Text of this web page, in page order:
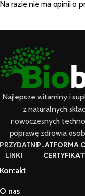
Na razie nie ma opinii o
Najlepsze witaminy i
z naturalnych
nowoczesnych
poprawę zdrowia
PRZYDATNE
LINKI
Kontakt
O nas
PLATFORMA